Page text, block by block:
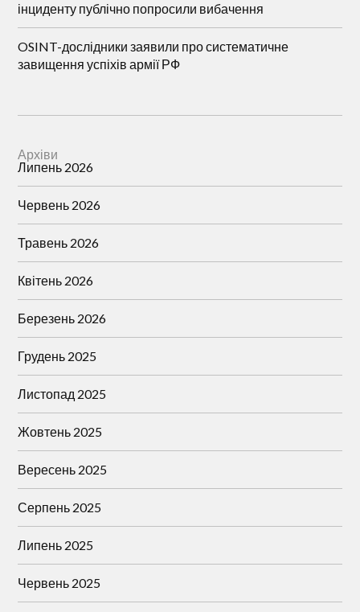
інциденту публічно попросили вибачення
OSINT-дослідники заявили про систематичне
завищення успіхів армії РФ
Архіви
Липень 2026
Червень 2026
Травень 2026
Квітень 2026
Березень 2026
Грудень 2025
Листопад 2025
Жовтень 2025
Вересень 2025
Серпень 2025
Липень 2025
Червень 2025